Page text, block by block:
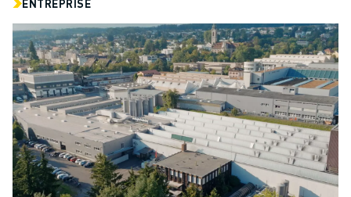
CONTACT
LOCALISATION DES SITES
IMPRESSION
ENTREPRISE